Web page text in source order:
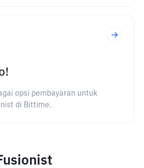
opsi pembayaran untuk
di Bittime.